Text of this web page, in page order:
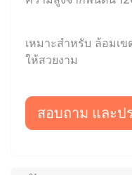
เหมาะสำหรับ ล้อมเ
ให้สวยงาม
สอบถาม และป